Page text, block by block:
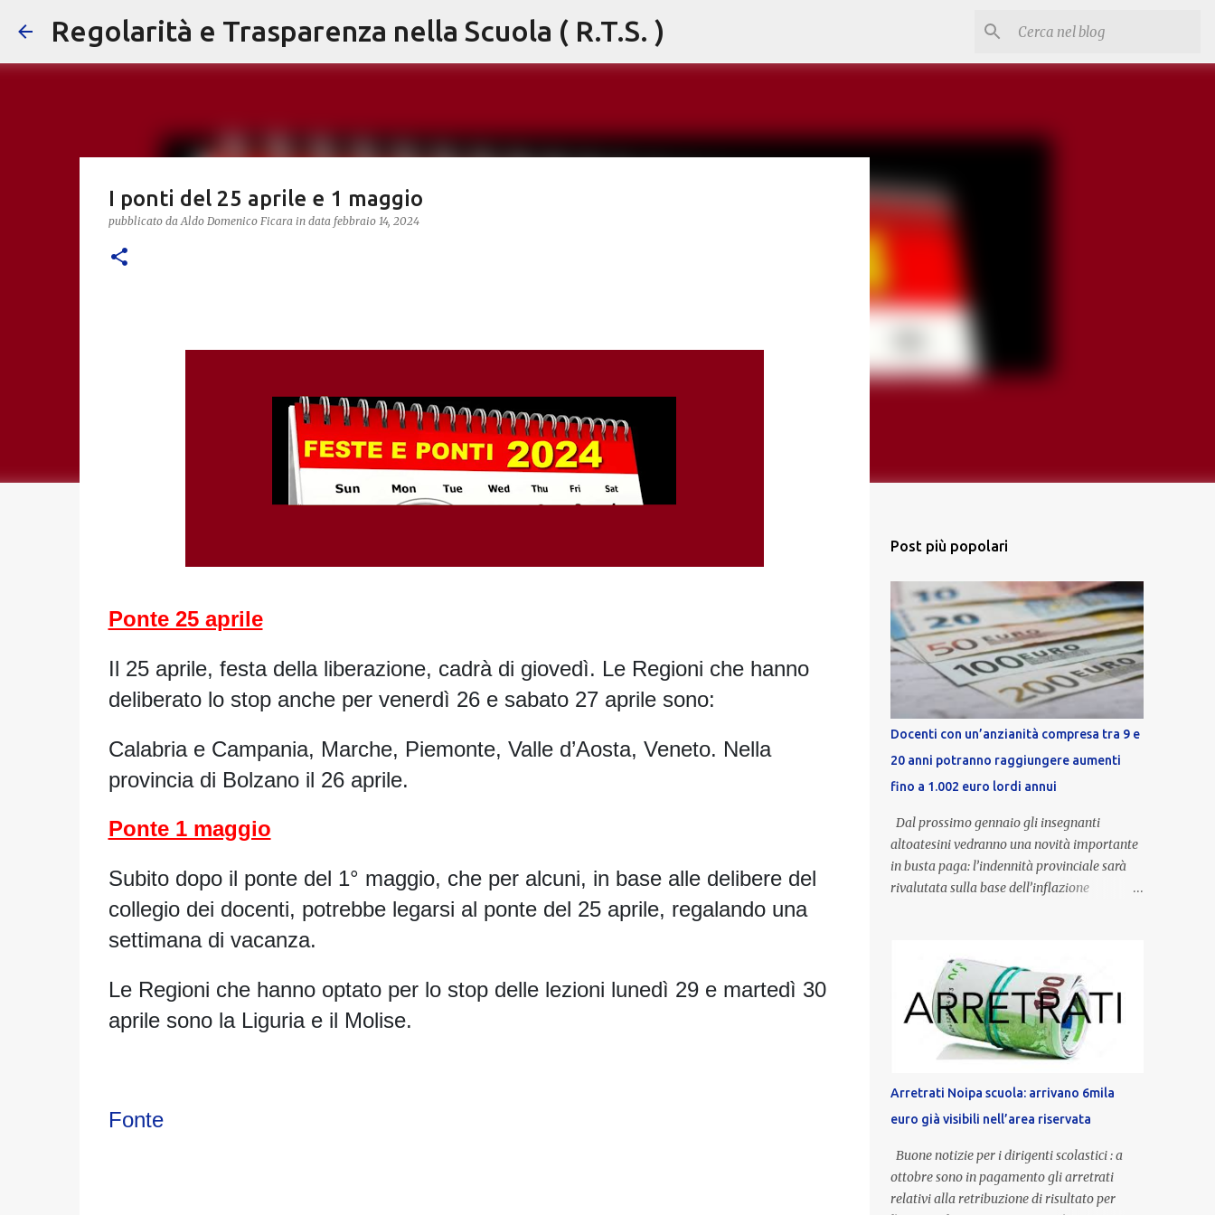
Passa ai contenuti principali
Regolarità e Trasparenza nella Scuola ( R.T.S. )
I ponti del 25 aprile e 1 maggio
pubblicato daAldo Domenico Ficara in data febbraio 14, 2024
Ponte 25 aprile
Il 25 aprile, festa della liberazione, cadrà di giovedì. Le Regioni che hanno
deliberato lo stop anche per venerdì 26 e sabato 27 aprile sono:
Calabria e Campania, Marche, Piemonte, Valle d’Aosta, Veneto. Nella
provincia di Bolzano il 26 aprile.
Ponte 1 maggio
Subito dopo il ponte del 1° maggio, che per alcuni, in base alle delibere del
collegio dei docenti, potrebbe legarsi al ponte del 25 aprile, regalando una
settimana di vacanza.
Le Regioni che hanno optato per lo stop delle lezioni lunedì 29 e martedì 30
aprile sono la Liguria e il Molise.
Fonte
Post più popolari
Docenti con un’anzianità compresa tra 9 e
20 anni potranno raggiungere aumenti
fino a 1.002 euro lordi annui
Dal prossimo gennaio gli insegnanti
altoatesini vedranno una novità importante
in busta paga: l’indennità provinciale sarà
rivalutata sulla base dell’inflazione
un’anzianità compresa tra 9 e 20 anni
potranno raggiungere fino a 1.002 euro lordi
annui. Il nuovo contratto provinciale
introduce inoltre un congedo speciale
dedicato alle donne vittime di violenza di
genere, in linea con la normativa nazionale e
con l’obiettivo di offrire maggiore tutela e
supporto in situazioni delicate. L’indennità
provinciale per i docenti è un unicum in
Italia: si tratta di una misura esclusiva della
Provincia autonoma di Bolzano, che integra
Arretrati Noipa scuola: arrivano 6mila
euro già visibili nell’area riservata
Buone notizie per i dirigenti scolastici : a
ottobre sono in pagamento gli arretrati
relativi alla retribuzione di risultato per